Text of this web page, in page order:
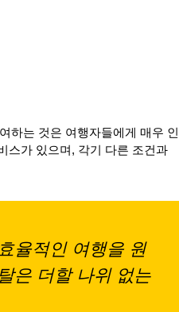
하는 것은 여행자들에게 매우 인
스가 있으며, 각기 다른 조건과
율적인 여행을 원
은 더할 나위 없는